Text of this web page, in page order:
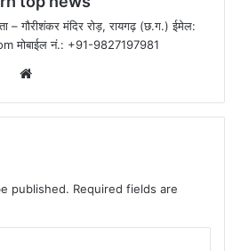
– गौरीशंकर मंदिर रोड़, रायगढ़ (छ.ग.) ईमेल:
मोबाईल नं.: +91-9827197981
published. Required fields are